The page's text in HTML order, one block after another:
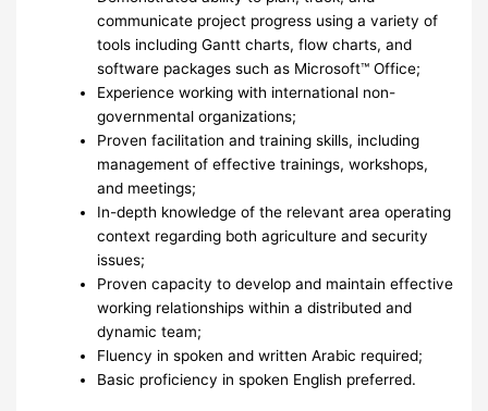
communicate project progress using a variety of
tools including Gantt charts, flow charts, and
software packages such as Microsoft™ Office;
Experience working with international non-
governmental organizations;
Proven facilitation and training skills, including
management of effective trainings, workshops,
and meetings;
In-depth knowledge of the relevant area operating
context regarding both agriculture and security
issues;
Proven capacity to develop and maintain effective
working relationships within a distributed and
dynamic team;
Fluency in spoken and written Arabic required;
Basic proficiency in spoken English preferred.